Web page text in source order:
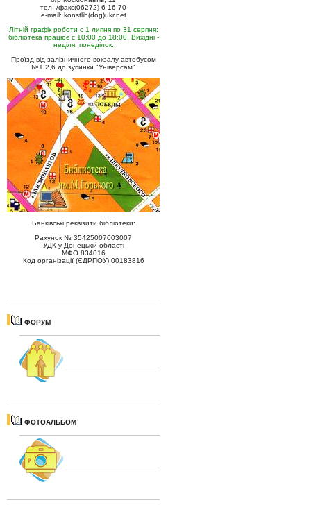
тел. /факс(06272) 6-16-70
e-mail: konstlib(dog)ukr.net
Літній графік роботи с 1 липня по 31 серпня:
бібліотека працює с 10:00 до 18:00. Вихідні -
неділя, понеділок.
Проїзд від залізничного вокзалу автобусом
№1,2,6 до зупинки "Універсам"
Банківські реквізити бібліотеки:
Рахунок № 35425007003007
УДК у Донецькій області
МФО 834016
Код організації (ЄДРПОУ) 00183816
ФОРУМ
ФОТОАЛЬБОМ